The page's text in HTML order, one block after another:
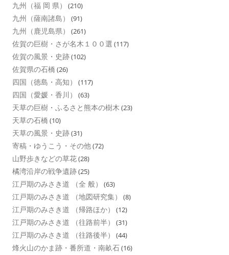
九州（福 岡 県） (210)
九州（薩南諸島） (91)
九州（鹿児島県） (261)
佐賀の巨樹・さが名木１００選 (117)
佐賀の風景・史跡(102)
佐賀県の石橋 (26)
四国（徳島・高知） (117)
四国（愛媛・香川） (63)
天草の巨樹・ふるさと熊本の樹木 (23)
天草の石橋 (10)
天草の風景・史跡(31)
寄稿・ゆうこう・その他(72)
山野歩きなどの草花(28)
橘湾沿岸の戦争遺跡(25)
江戸期のみさき道 （全 般） (63)
江戸期のみさき道 （地図研究集） (8)
江戸期のみさき道 （帰路ほか） (12)
江戸期のみさき道 （往路前半） (31)
江戸期のみさき道 （往路後半） (44)
烽火山のかま跡・番所道・南畝石(16)